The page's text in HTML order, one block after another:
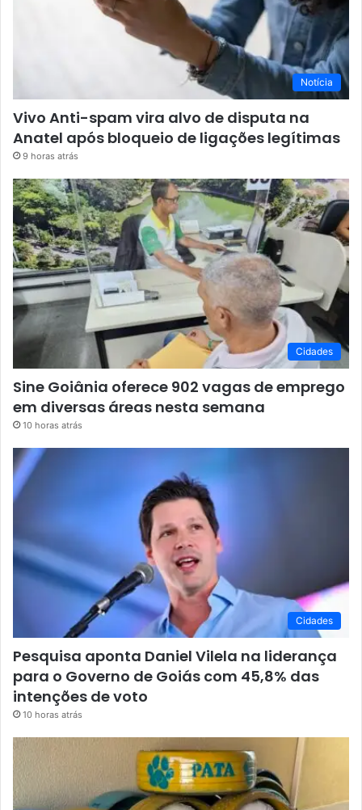
Notícia
Vivo Anti-spam vira alvo de disputa na
Anatel após bloqueio de ligações legítimas
9 horas atrás
Cidades
Sine Goiânia oferece 902 vagas de emprego
em diversas áreas nesta semana
10 horas atrás
Cidades
Pesquisa aponta Daniel Vilela na liderança
para o Governo de Goiás com 45,8% das
intenções de voto
10 horas atrás